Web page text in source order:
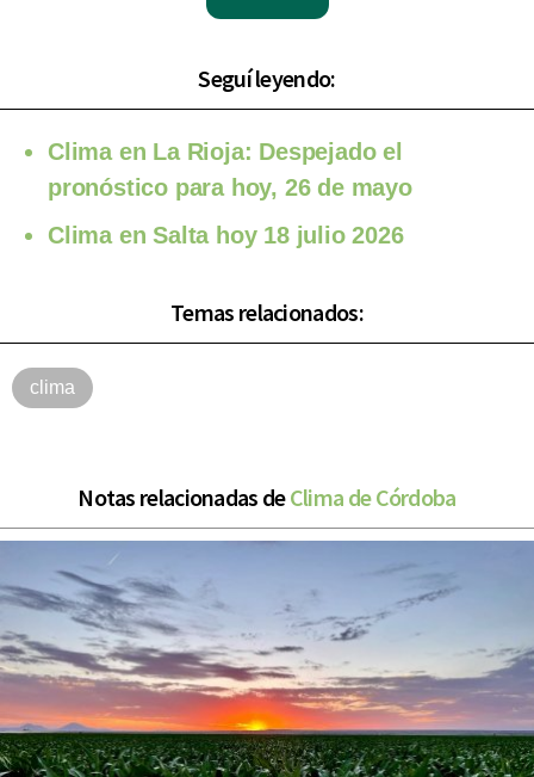
Seguí leyendo:
Clima en La Rioja: Despejado el
pronóstico para hoy, 26 de mayo
Clima en Salta hoy 18 julio 2026
Temas relacionados:
clima
Notas relacionadas deClima de Córdoba